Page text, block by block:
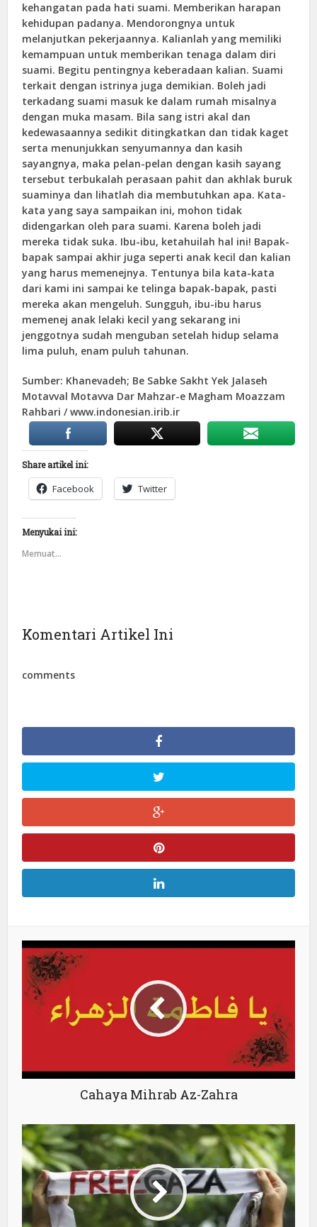
kehangatan pada hati suami. Memberikan harapan
kehidupan padanya. Mendorongnya untuk
melanjutkan pekerjaannya. Kalianlah yang memiliki
kemampuan untuk memberikan tenaga dalam diri
suami. Begitu pentingnya keberadaan kalian. Suami
terkait dengan istrinya juga demikian. Boleh jadi
terkadang suami masuk ke dalam rumah misalnya
dengan muka masam. Bila sang istri akal dan
kedewasaannya sedikit ditingkatkan dan tidak kaget
serta menunjukkan senyumannya dan kasih
sayangnya, maka pelan-pelan dengan kasih sayang
tersebut terbukalah perasaan pahit dan akhlak buruk
suaminya dan lihatlah dia membutuhkan apa. Kata-
kata yang saya sampaikan ini, mohon tidak
didengarkan oleh para suami. Karena boleh jadi
mereka tidak suka. Ibu-ibu, ketahuilah hal ini! Bapak-
bapak sampai akhir juga seperti anak kecil dan kalian
yang harus memenejnya. Tentunya bila kata-kata
dari kami ini sampai ke telinga bapak-bapak, pasti
mereka akan mengeluh. Sungguh, ibu-ibu harus
memenej anak lelaki kecil yang sekarang ini
jenggotnya sudah menguban setelah hidup selama
lima puluh, enam puluh tahunan.
Sumber: Khanevadeh; Be Sabke Sakht Yek Jalaseh
Motavval Motavva Dar Mahzar-e Magham Moazzam
Rahbari / www.indonesian.irib.ir
Share artikel ini:
Facebook Twitter
Menyukai ini:
Memuat...
Komentari Artikel Ini
comments
Cahaya Mihrab Az-Zahra